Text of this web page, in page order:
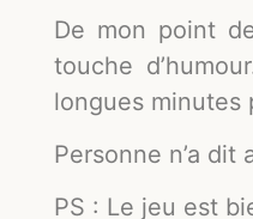
De mon point
touche
longues minutes
Personne n’a dit
PS : Le jeu est